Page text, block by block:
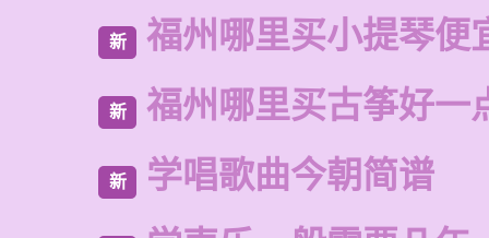
新 福州哪里买小提琴便
新 福州哪里买古筝好一
新 学唱歌曲今朝简谱